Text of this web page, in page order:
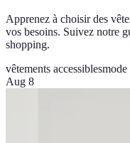
Apprenez à choisir des
vos besoins. Suivez notre
shopping.
vêtements accessibles
Aug 8